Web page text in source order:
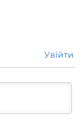
Увійти